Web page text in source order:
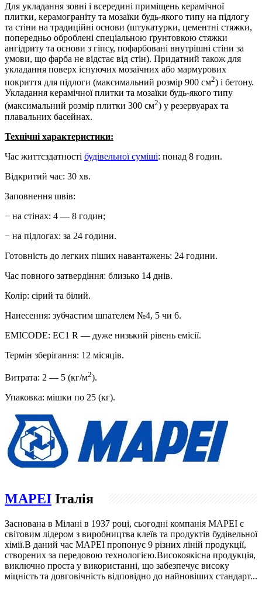
Для укладання зовні і всередині приміщень керамічної
плитки, керамограніту та мозаїки будь-якого типу на підлогу
та стіни на традиційні основи (штукатурки, цементні стяжки,
попередньо оброблені спеціальною ґрунтовкою стяжки
ангідриту та основи з гіпсу, пофарбовані внутрішні стіни за
умови, що фарба не відстає від стін). Придатний також для
укладання поверх існуючих мозаїчних або мармурових
покриття для підлоги (максимальний розмір 900 см2) і бетону.
Укладання керамічної плитки та мозаїки будь-якого типу
(максимальний розмір плитки 300 см2) у резервуарах та
плавальних басейнах.
Технічні характеристики:
Час життєздатності будівельної суміші: понад 8 годин.
Відкритий час: 30 хв.
Заповнення швів:
− на стінах: 4 — 8 годин;
− на підлогах: за 24 години.
Готовність до легких піших навантажень: 24 години.
Час повного затвердіння: близько 14 днів.
Колір: сірий та білий.
Нанесення: зубчастим шпателем №4, 5 чи 6.
EMICODE: EC1 R — дуже низький рівень емісії.
Термін зберігання: 12 місяців.
Витрата: 2 — 5 (кг/м2).
Упаковка: мішки по 25 (кг).
MAPEI Італія
Заснована в Мілані в 1937 році, сьогодні компанія МAPEI є
світовим лідером з виробництва клеїв та продуктів будівельної
хімії.В даний час MAPEI пропонує 9 різних ліній продукції,
створених за передовою технологією.Високоякісна продукція,
виключно проста у використанні, що забезпечує високу
міцність та довговічність відповідно до найновіших стандарт...